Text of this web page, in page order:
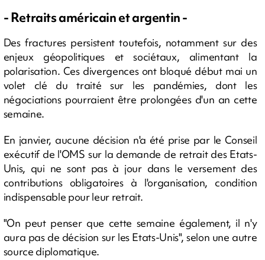
- Retraits américain et argentin -
Des fractures persistent toutefois, notamment sur des
enjeux géopolitiques et sociétaux, alimentant la
polarisation. Ces divergences ont bloqué début mai un
volet clé du traité sur les pandémies, dont les
négociations pourraient être prolongées d'un an cette
semaine.
En janvier, aucune décision n'a été prise par le Conseil
exécutif de l'OMS sur la demande de retrait des Etats-
Unis, qui ne sont pas à jour dans le versement des
contributions obligatoires à l'organisation, condition
indispensable pour leur retrait.
"On peut penser que cette semaine également, il n'y
aura pas de décision sur les Etats-Unis", selon une autre
source diplomatique.